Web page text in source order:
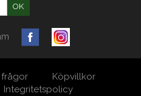
OK
Köpvillkor
Integritetspolicy